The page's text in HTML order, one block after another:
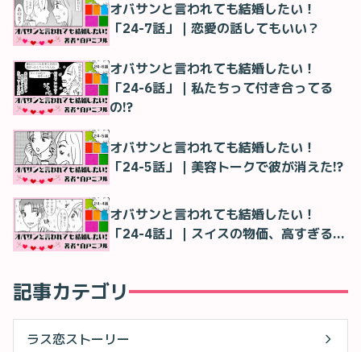
オバサンと言われても結婚したい！
「24-7話」｜恋愛の話してもいい？
オバサンと言われても結婚したい！
「24-6話」｜私たちって付き合ってる
の!?
オバサンと言われても結婚したい！
「24-5話」｜美容トークで彼が消えた!?
オバサンと言われても結婚したい！
「24-4話」｜スイスの物価、高すぎる…
記事カテゴリ
ラス恋ストーリー